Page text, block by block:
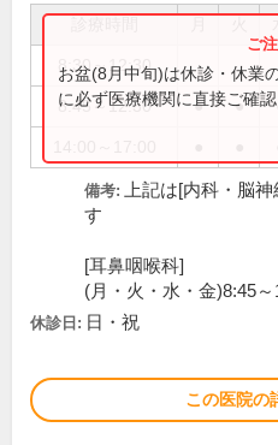
8:30～12:30
8:45～12:30 ● ●
お盆(8月中旬)は休診・休業
に必ず医療機関に直接ご確認
備考:
上記は[内科・脳
す
[耳鼻咽喉科]
(月・火・水・金)8:45～
休診日: 日・祝
この医院の